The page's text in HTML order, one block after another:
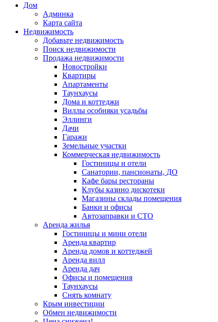
Дом
Админка
Карта сайта
Недвижимость
Добавьте недвижимость
Поиск недвижимости
Продажа недвижимости
Новостройки
Квартиры
Апартаменты
Таунхаусы
Дома и коттеджи
Виллы особняки усадьбы
Эллинги
Дачи
Гаражи
Земельные участки
Коммерческая недвижимость
Гостиницы и отели
Санатории, пансионаты, ДО
Кафе бары рестораны
Клубы казино дискотеки
Магазины склады помещения
Банки и офисы
Автозаправки и СТО
Аренда жилья
Гостиницы и мини отели
Аренда квартир
Аренда домов и коттеджей
Аренда вилл
Аренда дач
Офисы и помещения
Таунхаусы
Снять комнату
Крым инвестиции
Обмен недвижимости